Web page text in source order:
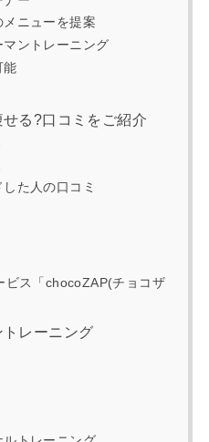
メニューを提案
ントレーニング
能
る?口コミをご紹介
た人の口コミ
ビス「chocoZAP(チョコザ
レーニング